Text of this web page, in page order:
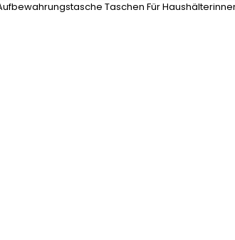
Aufbewahrungstasche Taschen Für